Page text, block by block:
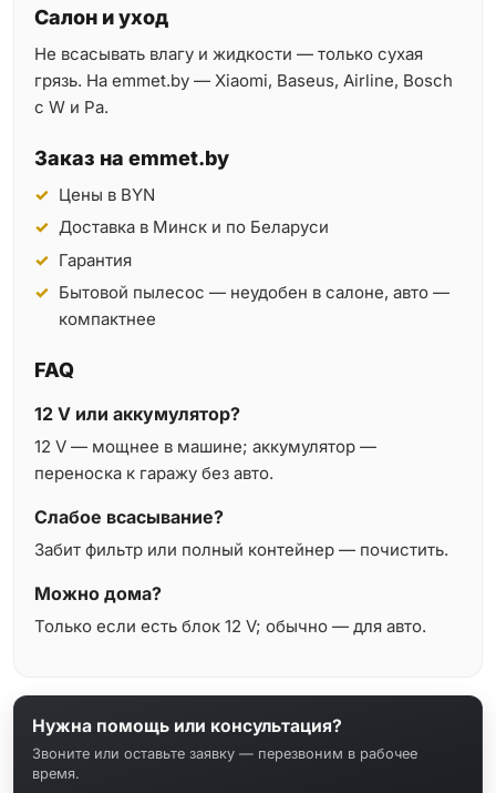
Салон и уход
Не всасывать влагу и жидкости — только сухая
грязь. На emmet.by — Xiaomi, Baseus, Airline, Bosch
с W и Pa.
Заказ на emmet.by
Цены в BYN
Доставка в Минск и по Беларуси
Гарантия
Бытовой пылесос — неудобен в салоне, авто —
компактнее
FAQ
12 V или аккумулятор?
12 V — мощнее в машине; аккумулятор —
переноска к гаражу без авто.
Слабое всасывание?
Забит фильтр или полный контейнер — почистить.
Можно дома?
Только если есть блок 12 V; обычно — для авто.
Нужна помощь или консультация?
Звоните или оставьте заявку — перезвоним в рабочее
время.